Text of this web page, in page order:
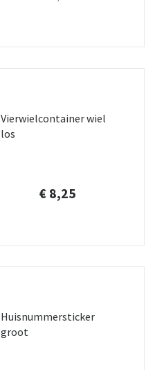
Vierwielcontainer wiel
los
€ 8,25
Huisnummersticker
groot